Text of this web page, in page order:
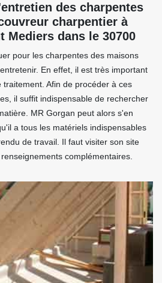
des charpentes
charpentier à
Mediers dans le 30700
pour les charpentes des maisons
En effet, il est très important
Afin de procéder à ces
il suffit indispensable de rechercher
MR Gorgan peut alors s'en
a tous les matériels indispensables
de travail. Il faut visiter son site
complémentaires.